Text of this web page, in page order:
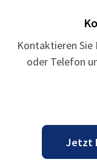
Kontaktieren Sie
oder Telefon